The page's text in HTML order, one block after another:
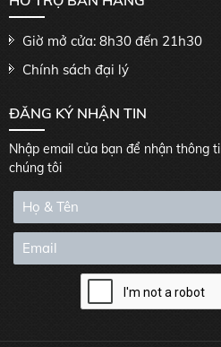
Giờ mở cửa: 8h30 đến 21h30
Chính sách đại lý
ĐĂNG KÝ NHẬN TIN
Nhập email của bạn để nhận thông
chúng tôi